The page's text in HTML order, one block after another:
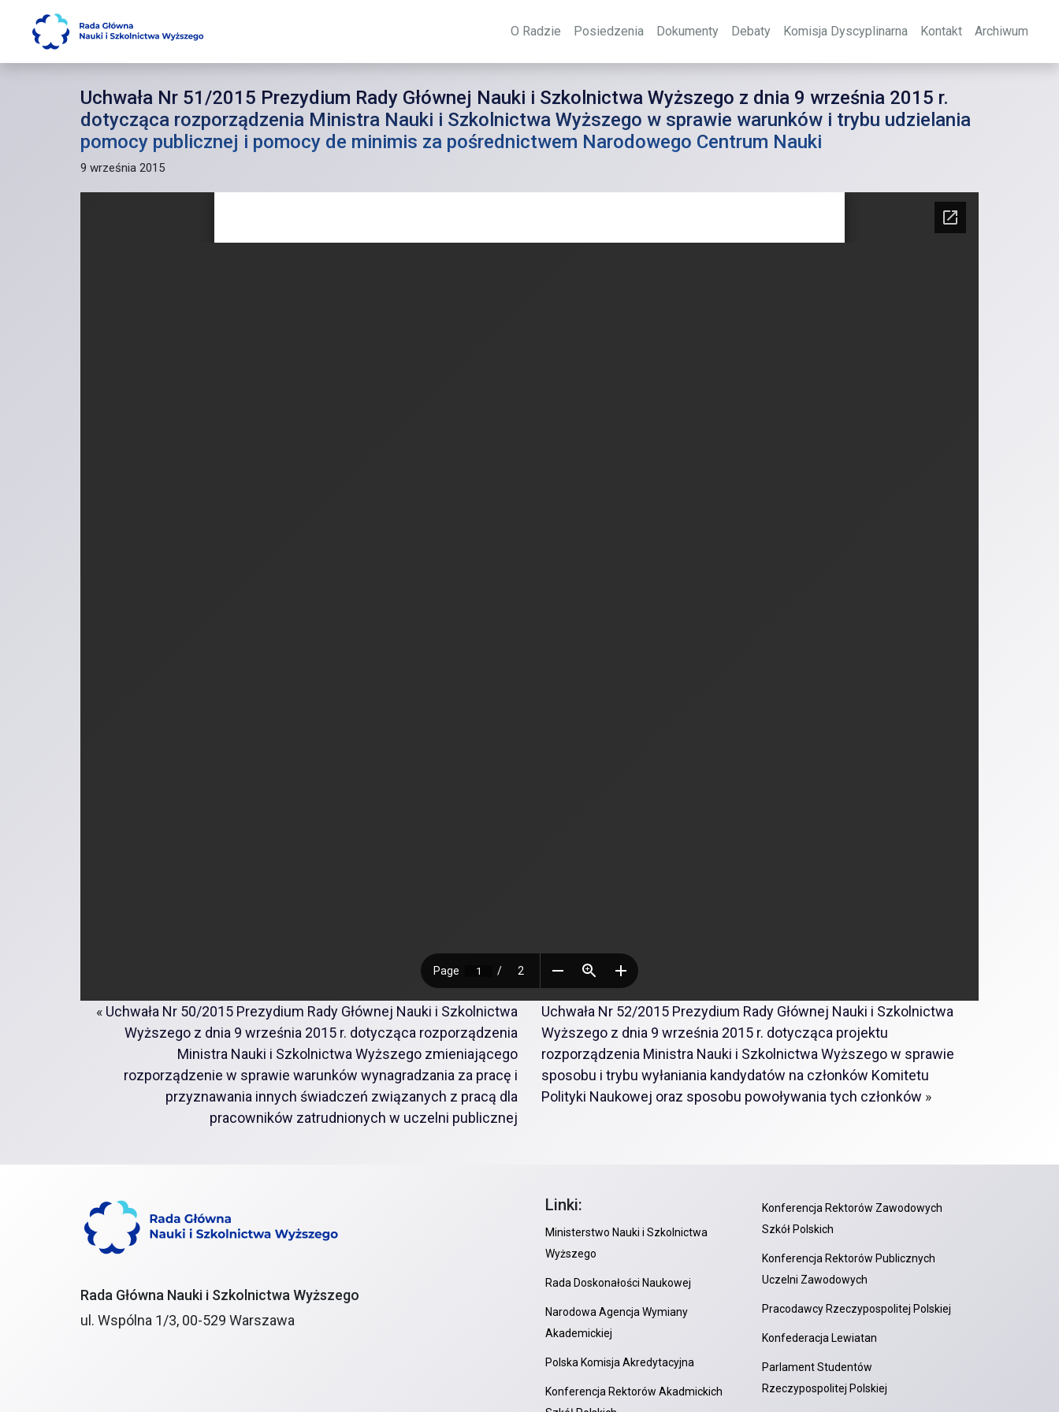
Main Navigation O Radzie Posiedzenia Dokumenty Debaty Komisja Dyscyplinarna Kontakt Archiwum
Uchwała Nr 51/2015 Prezydium Rady Głównej Nauki i Szkolnictwa Wyższego z dnia 9 września 2015 r.
dotycząca rozporządzenia Ministra Nauki i Szkolnictwa Wyższego w sprawie warunków i trybu udzielania
pomocy publicznej i pomocy de minimis za pośrednictwem Narodowego Centrum Nauki
9 września 2015
« Uchwała Nr 50/2015 Prezydium Rady Głównej Nauki i Szkolnictwa
Wyższego z dnia 9 września 2015 r. dotycząca rozporządzenia
Ministra Nauki i Szkolnictwa Wyższego zmieniającego
rozporządzenie w sprawie warunków wynagradzania za pracę i
przyznawania innych świadczeń związanych z pracą dla
pracowników zatrudnionych w uczelni publicznej
Uchwała Nr 52/2015 Prezydium Rady Głównej Nauki i Szkolnictwa
Wyższego z dnia 9 września 2015 r. dotycząca projektu
rozporządzenia Ministra Nauki i Szkolnictwa Wyższego w sprawie
sposobu i trybu wyłaniania kandydatów na członków Komitetu
Polityki Naukowej oraz sposobu powoływania tych członków »
Rada Główna Nauki i Szkolnictwa Wyższego
ul. Wspólna 1/3, 00-529 Warszawa
Linki:
Ministerstwo Nauki i Szkolnictwa
Wyższego
Rada Doskonałości Naukowej
Narodowa Agencja Wymiany
Akademickiej
Polska Komisja Akredytacyjna
Konferencja Rektorów Akadmickich
Konferencja Rektorów Zawodowych
Szkół Polskich
Konferencja Rektorów Publicznych
Uczelni Zawodowych
Pracodawcy Rzeczypospolitej Polskiej
Konfederacja Lewiatan
Parlament Studentów
Rzeczypospolitej Polskiej